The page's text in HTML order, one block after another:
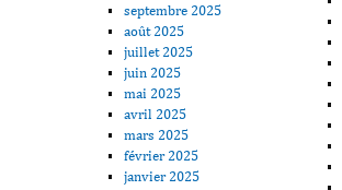
septembre 2025
août 2025
juillet 2025
juin 2025
mai 2025
avril 2025
mars 2025
février 2025
janvier 2025